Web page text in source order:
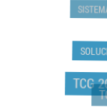
TCG